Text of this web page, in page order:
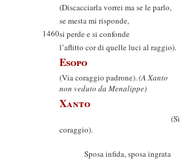
(Discacciarla vorrei ma se le parlo,
se mesta mi risponde,
1460si perde e si confonde
l’aflitto cor di quelle luci al raggio).
Esopo
(Via coraggio padrone).(A Xanto
non veduto da Menalippe)
Xanto
(Sì
coraggio).
Sposa infida, sposa ingrata